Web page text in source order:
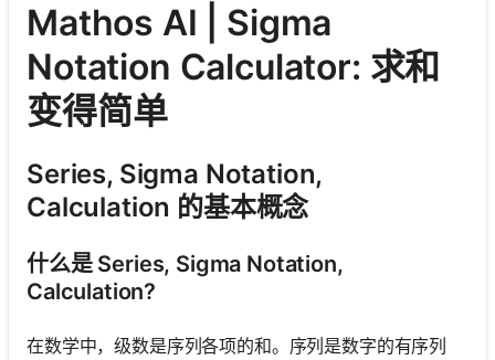
Mathos AI | Sigma
Notation Calculator: 求和
变得简单
Series, Sigma Notation,
Calculation 的基本概念
什么是 Series, Sigma Notation,
Calculation?
在数学中，级数是序列各项的和。序列是数字的有序列